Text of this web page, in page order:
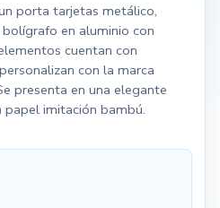
porta tarjetas metálico,
en aluminio con
cuentan con
con la marca
presenta en una elegante
imitación bambú.